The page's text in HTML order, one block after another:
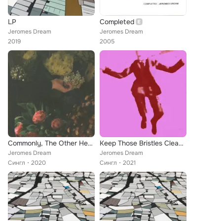
LP
Jeromes Dream
2019
Completed
Jeromes Dream
2005
Commonly, The Other Head with Both Hands
Jeromes Dream
Сингл
2020
Keep Those Bristles Clean and Closed II
Jeromes Dream
Сингл
2021